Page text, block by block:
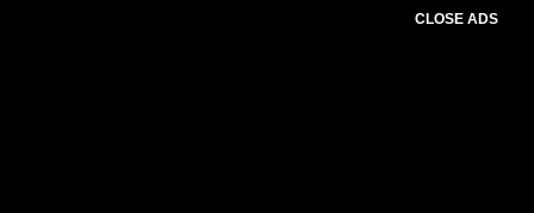
CLOSE ADS